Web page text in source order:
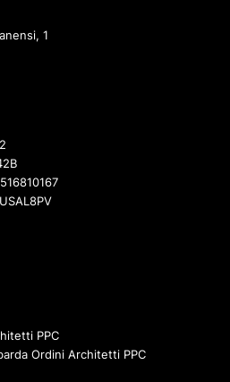
1
USAL8PV
PPC
Ordini Architetti PPC